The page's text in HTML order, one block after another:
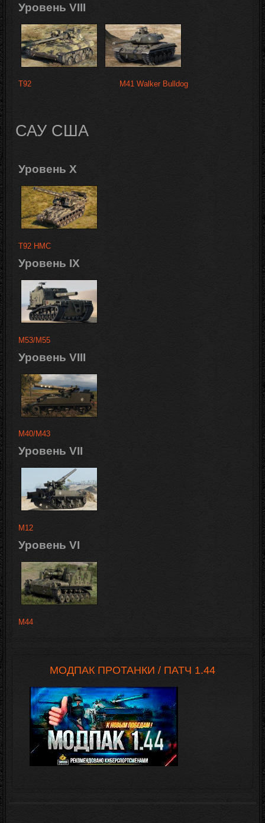
Уровень VIII
T92 M41 Walker Bulldog
САУ США
Уровень X
T92 HMC
Уровень IX
M53/M55
Уровень VIII
M40/M43
Уровень VII
M12
Уровень VI
M44
МОДПАК ПРОТАНКИ / ПАТЧ 1.44